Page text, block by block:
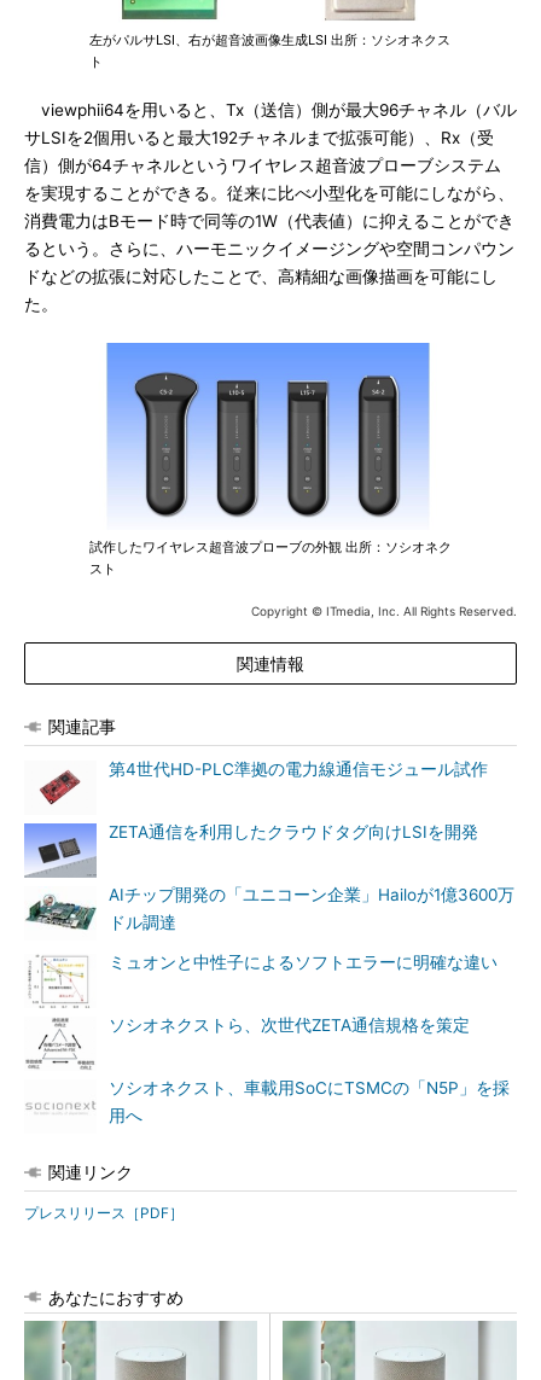
左がパルサLSI、右が超音波画像生成LSI 出所：ソシオネクス
ト
viewphii64を用いると、Tx（送信）側が最大96チャネル（バル
サLSIを2個用いると最大192チャネルまで拡張可能）、Rx（受
信）側が64チャネルというワイヤレス超音波プローブシステム
を実現することができる。従来に比べ小型化を可能にしながら、
消費電力はBモード時で同等の1W（代表値）に抑えることができ
るという。さらに、ハーモニックイメージングや空間コンパウン
ドなどの拡張に対応したことで、高精細な画像描画を可能にし
た。
試作したワイヤレス超音波プローブの外観 出所：ソシオネク
スト
Copyright © ITmedia, Inc. All Rights Reserved.
関連情報
関連記事
第4世代HD-PLC準拠の電力線通信モジュール試作
ZETA通信を利用したクラウドタグ向けLSIを開発
AIチップ開発の「ユニコーン企業」Hailoが1億3600万
ドル調達
ミュオンと中性子によるソフトエラーに明確な違い
ソシオネクストら、次世代ZETA通信規格を策定
ソシオネクスト、車載用SoCにTSMCの「N5P」を採
用へ
関連リンク
プレスリリース［PDF］
あなたにおすすめ